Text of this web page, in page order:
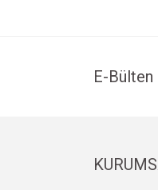
E-Bülten